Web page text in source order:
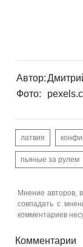
Автор:
Фото:
латвия
пьяные за рулем
Мнение авторов,
совпадать с
комментариев
Комментарии